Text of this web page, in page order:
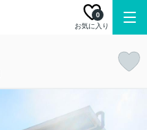
お気に入り
0